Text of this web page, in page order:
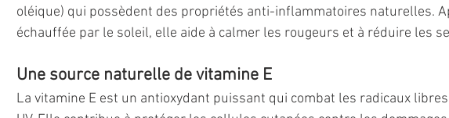
oléique) qui possèdent des propriétés anti-inflammatoires naturelles.
échauffée par le soleil, elle aide à calmer les rougeurs et à réduire les
Une source naturelle de vitamine E
La vitamine E est un antioxydant puissant qui combat les radicaux